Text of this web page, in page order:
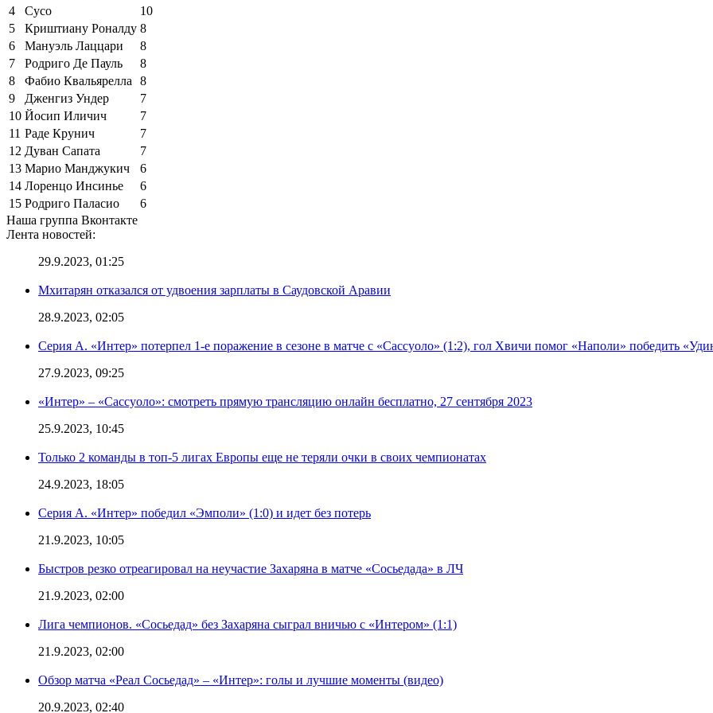
4
Сусо
10
5
Криштиану Роналду 8
6
Мануэль Лаццари
8
7
Родриго Де Пауль
8
8
Фабио Квальярелла
8
9
Дженгиз Ундер
7
10 Йосип Иличич
7
11 Раде Крунич
7
12 Дуван Сапата
7
13 Марио Манджукич
6
14 Лоренцо Инсинье
6
15 Родриго Паласио
6
Наша группа Вконтакте
Лента новостей:
29.9.2023, 01:25
Мхитарян отказался от удвоения зарплаты в Саудовской Аравии
28.9.2023, 02:05
Серия А. «Интер» потерпел 1-е поражение в сезоне в матче с «Сассуоло» (1:2), гол Хвичи помог «Наполи» победить
27.9.2023, 09:25
«Интер» – «Сассуоло»: смотреть прямую трансляцию онлайн бесплатно, 27 сентября 2023
25.9.2023, 10:45
Только 2 команды в топ-5 лигах Европы еще не теряли очки в своих чемпионатах
24.9.2023, 18:05
Серия А. «Интер» победил «Эмполи» (1:0) и идет без потерь
21.9.2023, 10:05
Быстров резко отреагировал на неучастие Захаряна в матче «Сосьедада» в ЛЧ
21.9.2023, 02:00
Лига чемпионов. «Сосьедад» без Захаряна сыграл вничью с «Интером» (1:1)
21.9.2023, 02:00
Обзор матча «Реал Сосьедад» – «Интер»: голы и лучшие моменты (видео)
20.9.2023, 02:40